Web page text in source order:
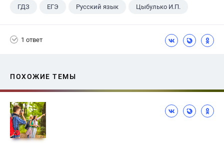
ГДЗ ЕГЭ Русский язык Цыбулько И.П.
1 ответ
ПОХОЖИЕ ТЕМЫ